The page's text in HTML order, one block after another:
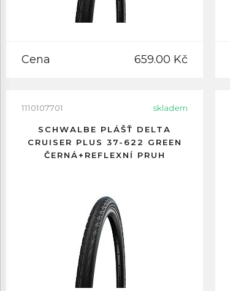
Cena 659.00 Kč
1110107701 skladem
SCHWALBE PLÁŠŤ DELTA
CRUISER PLUS 37-622 GREEN
ČERNÁ+REFLEXNÍ PRUH